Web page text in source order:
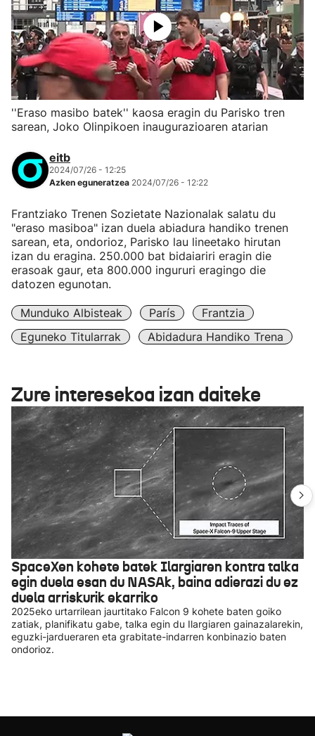
''Eraso masibo batek'' kaosa eragin du Parisko tren
sarean, Joko Olinpikoen inaugurazioaren atarian
eitb
2024/07/26 - 12:25
Azken eguneratzea 2024/07/26 - 12:22
Frantziako Trenen Sozietate Nazionalak salatu du
"eraso masiboa" izan duela abiadura handiko trenen
sarean, eta, ondorioz, Parisko lau lineetako hirutan
izan du eragina. 250.000 bat bidaiariri eragin die
erasoak gaur, eta 800.000 ingururi eragingo die
datozen egunotan.
Munduko Albisteak París
Frantzia
Eguneko Titularrak
Abidadura Handiko Trena
Zure interesekoa izan daiteke
SpaceXen kohete batek Ilargiaren kontra talka
egin duela esan du NASAk, baina adierazi du ez
duela arriskurik ekarriko
2025eko urtarrilean jaurtitako Falcon 9 kohete baten goiko
zatiak, planifikatu gabe, talka egin du Ilargiaren gainazalarekin,
eguzki-jardueraren eta grabitate-indarren konbinazio baten
ondorioz.